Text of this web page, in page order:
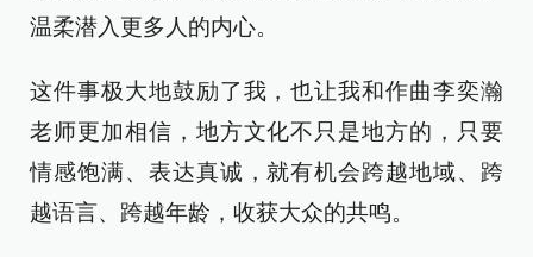
温柔潜入更多人的内心。
这件事极大地鼓励了我，也让我和作曲李奕瀚
老师更加相信，地方文化不只是地方的，只要
情感饱满、表达真诚，就有机会跨越地域、跨
越语言、跨越年龄，收获大众的共鸣。